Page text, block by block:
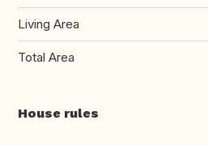
Living Area
Total Area
House rules